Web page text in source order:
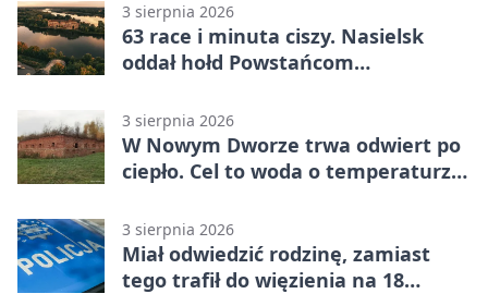
3 sierpnia 2026
63 race i minuta ciszy. Nasielsk
oddał hołd Powstańcom
3 sierpnia 2026
W Nowym Dworze trwa odwiert po
ciepło. Cel to woda o temperaturze
3 sierpnia 2026
Miał odwiedzić rodzinę, zamiast
tego trafił do więzienia na 18